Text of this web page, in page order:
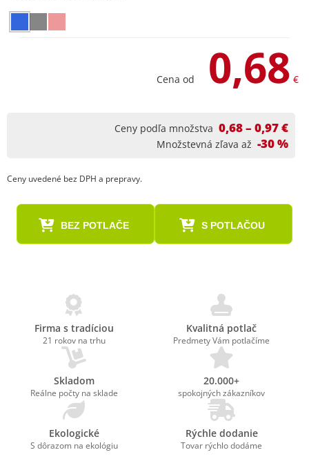
Cena od 0,68 €
Ceny podľa množstva 0,68 – 0,97 €
Množstevná zľava až -30 %
Ceny uvedené bez DPH a prepravy.
BEZ POTLAČE S POTLAČOU
Firma s tradíciou
21 rokov na trhu
Kvalitná potlač
Predmety Vám potlačíme
Skladom
Reálne počty na sklade
20.000+
spokojných zákazníkov
Ekologické
S dôrazom na ekológiu
Rýchle dodanie
Tovar rýchlo dodáme